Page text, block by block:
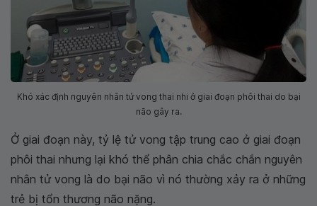
Khó xác định nguyên nhân tử vong thai nhi ở giai đoạn phôi thai do bại
não gây ra.
Ở giai đoạn này, tỷ lệ tử vong tập trung cao ở giai đoạn
phôi thai nhưng lại khó thể phân chia chắc chắn nguyên
nhân tử vong là do bại não vì nó thường xảy ra ở những
trẻ bị tổn thương não nặng.